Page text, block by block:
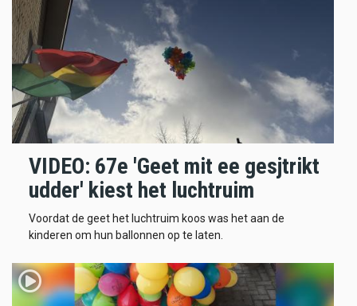
VIDEO: 67e 'Geet mit ee gesjtrikt
udder' kiest het luchtruim
Voordat de geet het luchtruim koos was het aan de
kinderen om hun ballonnen op te laten.